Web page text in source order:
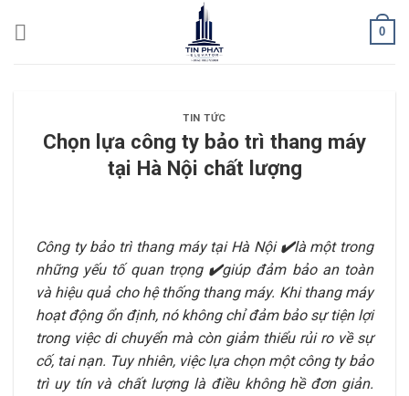
0
TIN TỨC
Chọn lựa công ty bảo trì thang máy
tại Hà Nội chất lượng
Công ty bảo trì thang máy tại Hà Nội ✔️là một trong
những yếu tố quan trọng ✔️giúp đảm bảo an toàn
và hiệu quả cho hệ thống thang máy. Khi thang máy
hoạt động ổn định, nó không chỉ đảm bảo sự tiện lợi
trong việc di chuyển mà còn giảm thiểu rủi ro về sự
cố, tai nạn. Tuy nhiên, việc lựa chọn một công ty bảo
trì uy tín và chất lượng là điều không hề đơn giản.